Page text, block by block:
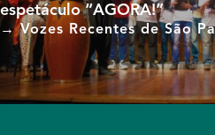
espetáculo “AGORA!”
→ Vozes Recentes de São